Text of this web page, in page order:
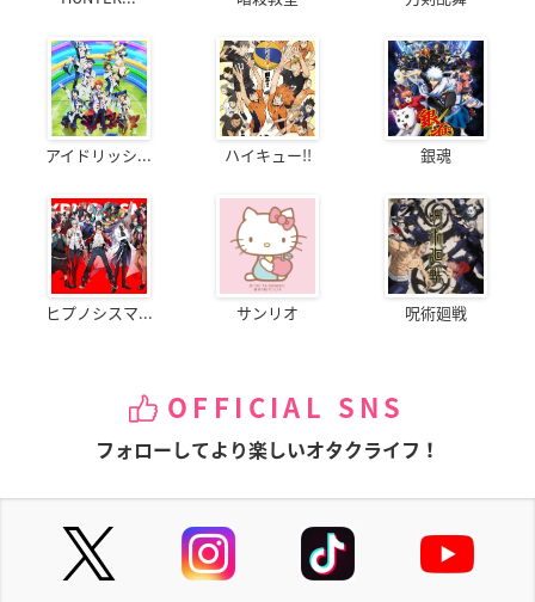
アイドリッシ... ハイキュー!! 銀魂
ヒプノシスマ... サンリオ 呪術廻戦
OFFICIAL SNS
フォローしてより楽しいオタクライフ！